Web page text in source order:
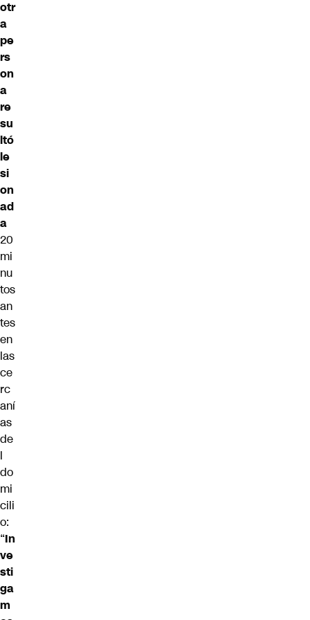
otr
a
pe
rs
on
a
re
su
ltó
le
si
on
ad
a
20
mi
nu
tos
an
tes
en
las
ce
rc
aní
as
de
l
do
mi
cili
o:
“In
ve
sti
ga
m